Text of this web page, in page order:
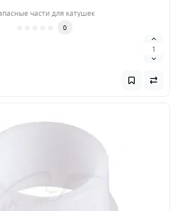
части для катушек
0